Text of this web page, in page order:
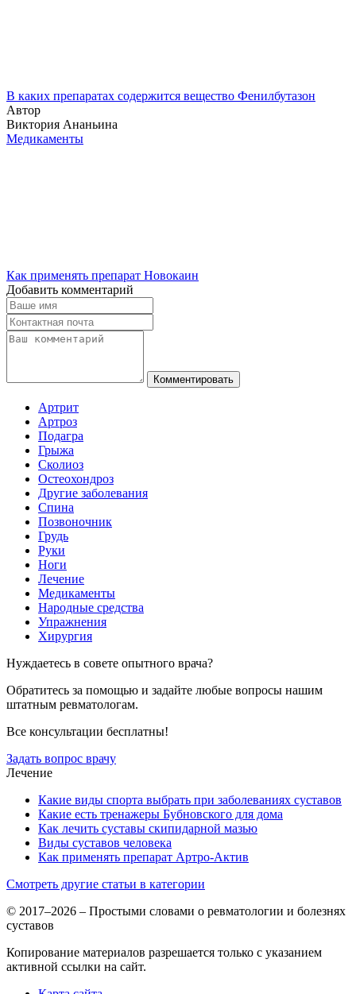
В каких препаратах содержится вещество Фенилбутазон
Автор
Виктория Ананьина
Медикаменты
Как применять препарат Новокаин
Добавить комментарий
Комментировать
Артрит
Артроз
Подагра
Грыжа
Сколиоз
Остеохондроз
Другие заболевания
Спина
Позвоночник
Грудь
Руки
Ноги
Лечение
Медикаменты
Народные средства
Упражнения
Хирургия
Нуждаетесь в совете опытного врача?
Обратитесь за помощью и задайте любые вопросы нашим
штатным ревматологам.
Все консультации бесплатны!
Задать вопрос врачу
Лечение
Какие виды спорта выбрать при заболеваниях суставов
Какие есть тренажеры Бубновского для дома
Как лечить суставы скипидарной мазью
Виды суставов человека
Как применять препарат Артро-Актив
Смотреть другие статьи в категории
© 2017–2026 – Простыми словами о ревматологии и болезнях
суставов
Копирование материалов разрешается только с указанием
активной ссылки на сайт.